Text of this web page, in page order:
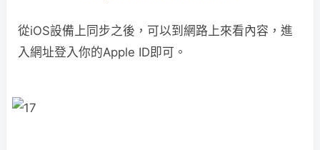
從iOS設備上同步之後，可以到網路上來看內容，進
入網址登入你的Apple ID即可。